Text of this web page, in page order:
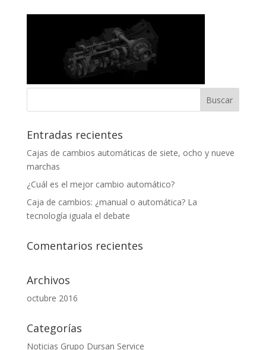
Entradas recientes
Cajas de cambios automáticas de siete, ocho y nueve
marchas
¿Cuál es el mejor cambio automático?
Caja de cambios: ¿manual o automática? La
tecnología iguala el debate
Comentarios recientes
Archivos
octubre 2016
Categorías
Noticias Grupo Dursan Service